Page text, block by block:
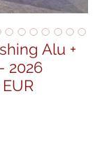
Alu +
2026